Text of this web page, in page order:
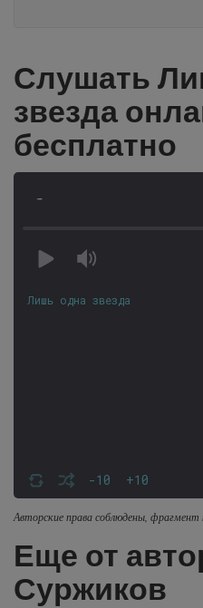
Слушать
звезда
бесплатно
-
-10 +10
Лишь одна звезда
Авторские права соблюдены, фрагмент
Еще от
Суржиков